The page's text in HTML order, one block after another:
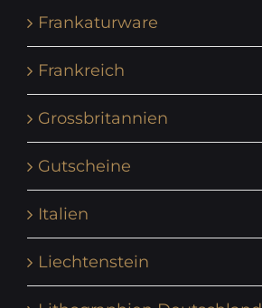
Frankaturware
Frankreich
Grossbritannien
Gutscheine
Italien
Liechtenstein